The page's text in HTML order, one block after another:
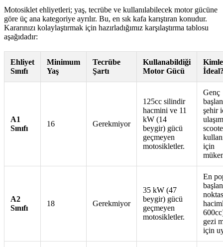
Motosiklet ehliyetleri; yaş, tecrübe ve kullanılabilecek motor gücüne
göre üç ana kategoriye ayrılır. Bu, en sık kafa karıştıran konudur.
Kararınızı kolaylaştırmak için hazırladığımız karşılaştırma tablosu
aşağıdadır:
Ehliyet
Sınıfı
Minimum
Yaş
Tecrübe
Şartı
Kullanabildiği
Motor Gücü
A1
Sınıfı
16 Gerekmiyor
125cc silindir
hacmini ve 11
kW (14
beygir) gücü
geçmeyen
motosikletler.
Genç
şehir
için
A2
Sınıfı
18 Gerekmiyor
35 kW (47
beygir) gücü
geçmeyen
motosikletler.
En
gezi
için